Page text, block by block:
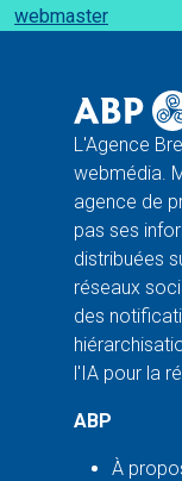
webmaster
L'Agence
webmédia.
agence de
pas ses
distribuées
réseaux
des
l'IA pour la
ABP
À